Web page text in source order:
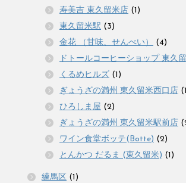
寿美吉 東久留米店 (1)
東久留米駅 (3)
金花 （甘味、せんべい）
(4)
ドトールコーヒーショップ 東久
くるめヒルズ (1)
ぎょうざの満州 東久留米西口店
ひろしま屋 (2)
ぎょうざの満州 東久留米駅前店
ワイン食堂ボッテ(Botte) (2)
とんかつ だるま (東久留米) (1)
練馬区 (1)